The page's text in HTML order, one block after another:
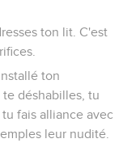
ton lit. C'est
ton
déshabilles, tu
fais alliance avec
leur nudité.